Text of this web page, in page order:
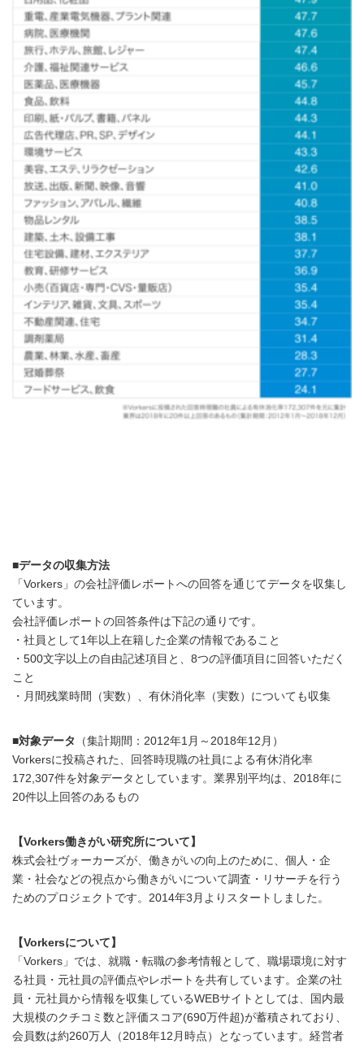
■データの収集方法
「Vorkers」の会社評価レポートへの回答を通じてデータを収集し
ています。
会社評価レポートの回答条件は下記の通りです。
・社員として1年以上在籍した企業の情報であること
・500文字以上の自由記述項目と、8つの評価項目に回答いただく
こと
・月間残業時間（実数）、有休消化率（実数）についても収集
■対象データ
（集計期間：2012年1月～2018年12月）
Vorkersに投稿された、回答時現職の社員による有休消化率
172,307件を対象データとしています。業界別平均は、2018年に
20件以上回答のあるもの
【Vorkers働きがい研究所について】
株式会社ヴォーカーズが、働きがいの向上のために、個人・企
業・社会などの視点から働きがいについて調査・リサーチを行う
ためのプロジェクトです。2014年3月よりスタートしました。
【Vorkersについて】
「Vorkers」では、就職・転職の参考情報として、職場環境に対す
る社員・元社員の評価点やレポートを共有しています。企業の社
員・元社員から情報を収集しているWEBサイトとしては、国内最
大規模のクチコミ数と評価スコア(690万件超)が蓄積されており、
会員数は約260万人（2018年12月時点）となっています。経営者